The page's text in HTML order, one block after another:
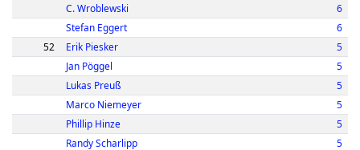
C. Wroblewski
6
Stefan Eggert
6
52
Erik Piesker
5
Jan Pöggel
5
Lukas Preuß
5
Marco Niemeyer
5
Phillip Hinze
5
Randy Scharlipp
5